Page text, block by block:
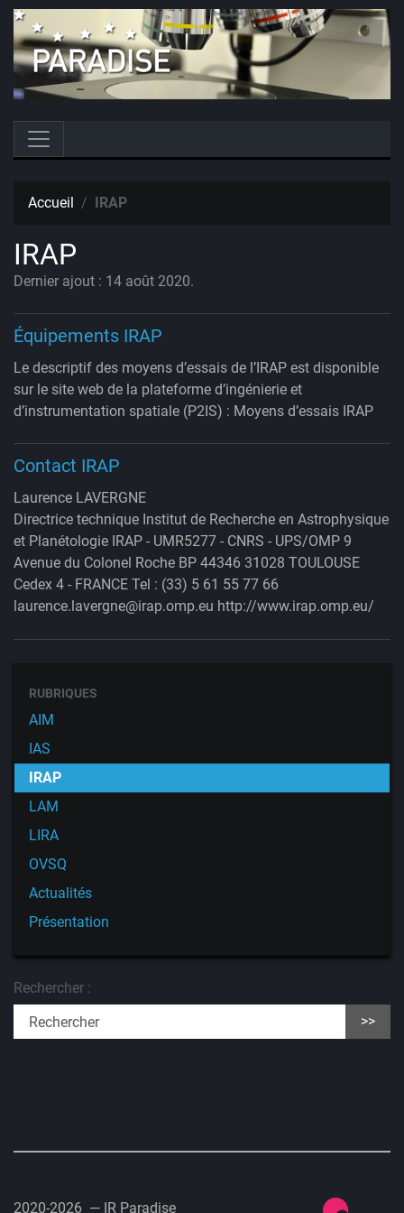
Accueil IRAP
IRAP
Dernier ajout : 14 août 2020.
Équipements IRAP
Le descriptif des moyens d’essais de l’IRAP est disponible
sur le site web de la plateforme d’ingénierie et
d’instrumentation spatiale (P2IS) : Moyens d’essais IRAP
Contact IRAP
Laurence LAVERGNE
Directrice technique Institut de Recherche en Astrophysique
et Planétologie IRAP - UMR5277 - CNRS - UPS/OMP 9
Avenue du Colonel Roche BP 44346 31028 TOULOUSE
Cedex 4 - FRANCE Tel : (33) 5 61 55 77 66
laurence.lavergne@irap.omp.eu http://www.irap.omp.eu/
RUBRIQUES
AIM
IAS
IRAP
LAM
LIRA
OVSQ
Actualités
Présentation
Rechercher :
>>
2020-2026 — IR Paradise